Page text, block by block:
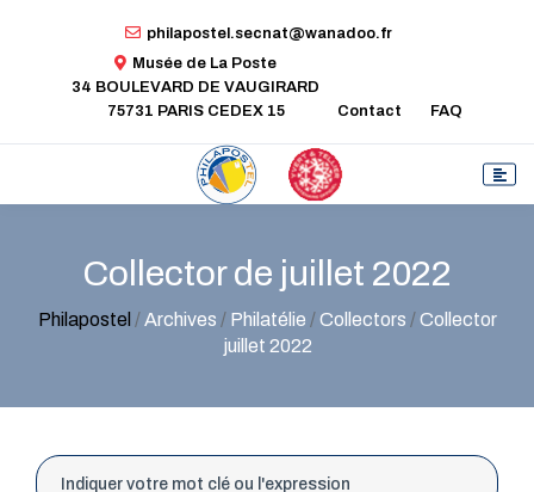
philapostel.secnat@wanadoo.fr
Musée de La Poste
34 BOULEVARD DE VAUGIRARD
75731 PARIS CEDEX 15
Contact FAQ
Collector de juillet 2022
Philapostel /Archives / Philatélie /Collectors /Collector
juillet 2022